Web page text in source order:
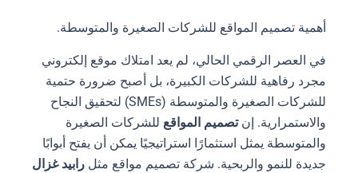
أهمية تصميم المواقع للشركات الصغيرة والمتوسطة.
في العصر الرقمي الحالي، لم يعد امتلاك موقع إلكتروني
مجرد رفاهية للشركات الكبيرة، بل أصبح ضرورة حتمية
للشركات الصغيرة والمتوسطة (SMEs) لتحقيق النجاح
والاستمرارية. إنتصميم المواقعللشركات الصغيرة
والمتوسطة يمثل استثمارًا استراتيجيًا يمكن أن يفتح أبوابًا
جديدة للنمو والربحية. شركة تصميم مواقع مثل رابيد غزال